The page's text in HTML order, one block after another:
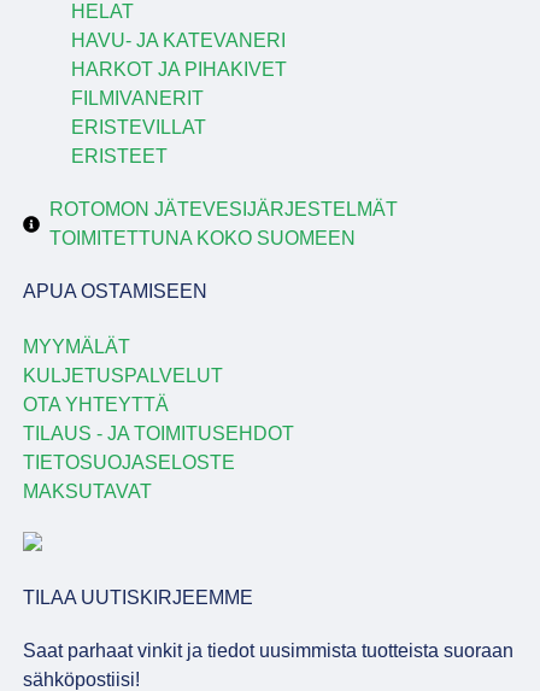
HELAT
HAVU- JA KATEVANERI
HARKOT JA PIHAKIVET
FILMIVANERIT
ERISTEVILLAT
ERISTEET
ROTOMON JÄTEVESIJÄRJESTELMÄT
TOIMITETTUNA KOKO SUOMEEN
APUA OSTAMISEEN
MYYMÄLÄT
KULJETUSPALVELUT
OTA YHTEYTTÄ
TILAUS - JA TOIMITUSEHDOT
TIETOSUOJASELOSTE
MAKSUTAVAT
TILAA UUTISKIRJEEMME
Saat parhaat vinkit ja tiedot uusimmista tuotteista suoraan
sähköpostiisi!